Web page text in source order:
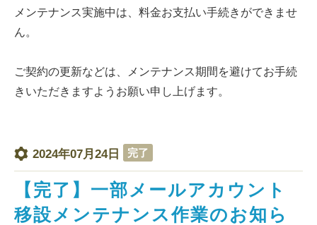
メンテナンス実施中は、料金お支払い手続きができませ
ん。
ご契約の更新などは、メンテナンス期間を避けてお手続
きいただきますようお願い申し上げます。
2024年07月24日 完了
【完了】一部メールアカウント
移設メンテナンス作業のお知ら